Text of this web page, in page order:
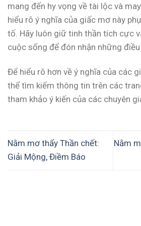
mang đến hy vọng về tài lộc và
hiểu rõ ý nghĩa của giấc mơ này
tố. Hãy luôn giữ tinh thần tích cực
cuộc sống để đón nhận những
Để hiểu rõ hơn về ý nghĩa của các
thể tìm kiếm thông tin trên các
tham khảo ý kiến của các chuyên
Nằm mơ thấy Thần chết:
Giải Mộng, Điềm Báo
Nằm